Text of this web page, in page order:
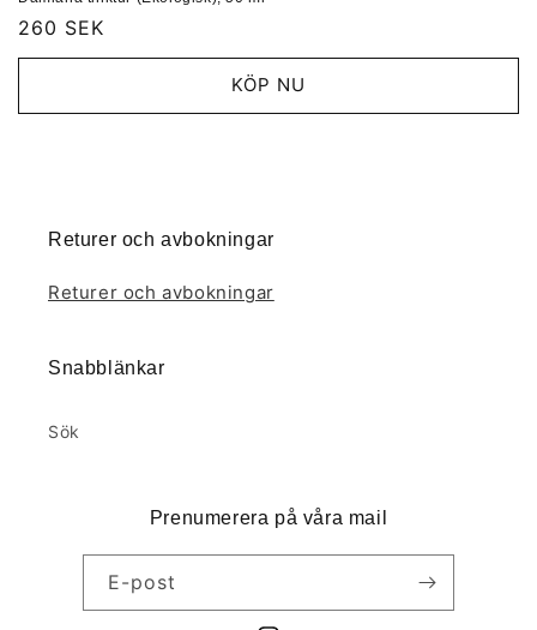
Ordinarie
pris
260 SEK
KÖP NU
Returer och avbokningar
Returer och avbokningar
Snabblänkar
Sök
Prenumerera på våra mail
E-post